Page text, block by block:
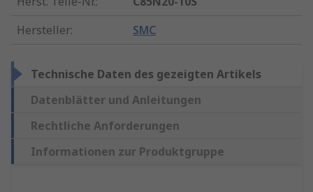
Hersteller: SMC
Technische Daten des gezeigten Artikels
Datenblätter und Anleitungen
Rechtliche Anforderungen
Informationen zur Produktgruppe